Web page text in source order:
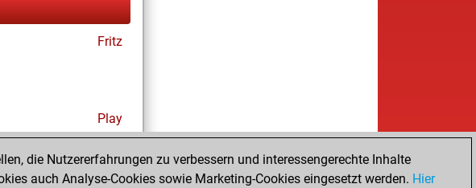
Fritz
Play
die Nutzererfahrungen zu verbessern und interessengerechte Inhalte
auch Analyse-Cookies sowie Marketing-Cookies eingesetzt werden. Hier